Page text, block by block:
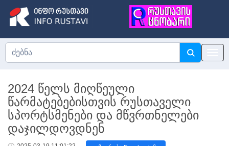
2024 წელს მიღწეული
წარმატებებისთვის რუსთაველი
სპორტსმენები და მწვრთნელები
დაჯილდოვდნენ